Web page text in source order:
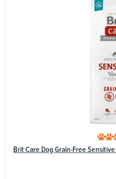
Brit Care Dog Grain-Free